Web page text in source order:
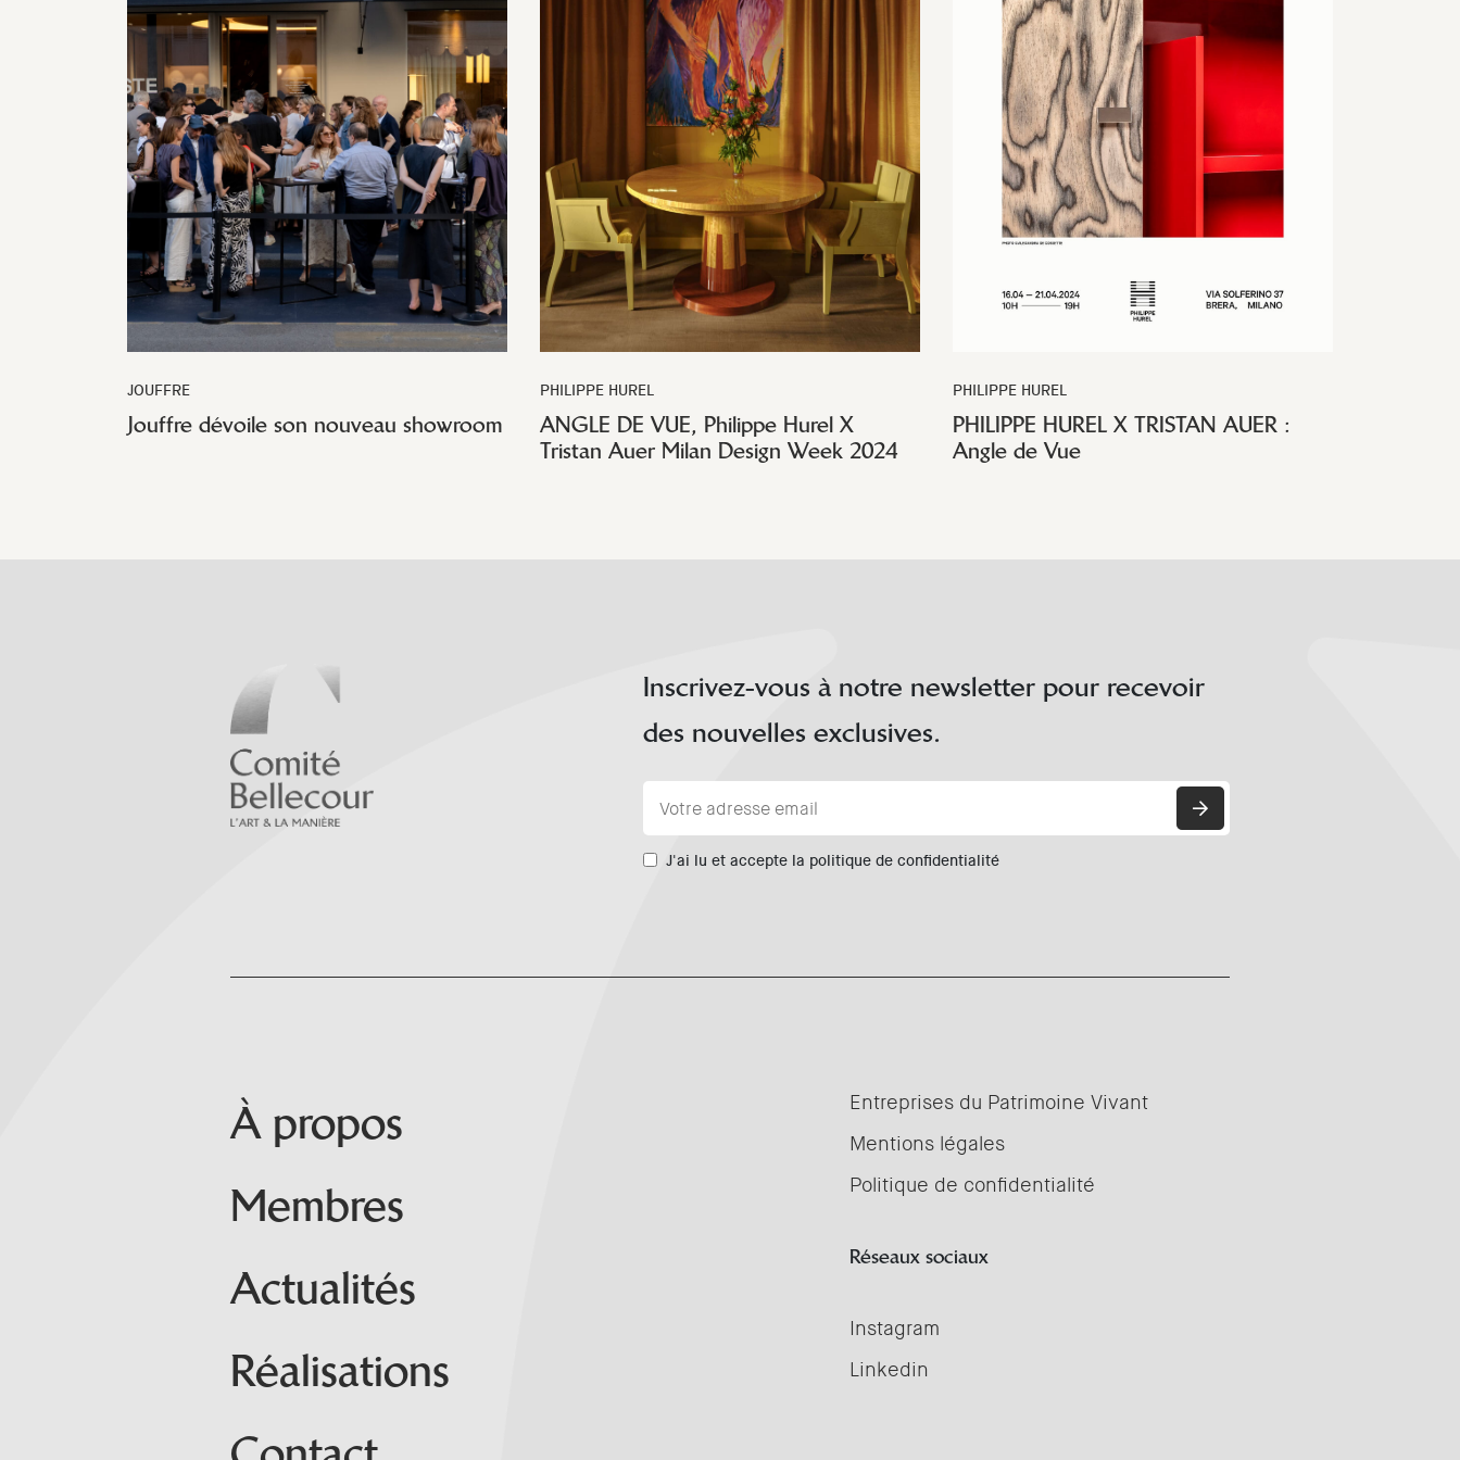
JOUFFRE
Jouffre dévoile son nouveau showroom
PHILIPPE HUREL
ANGLE DE VUE, Philippe Hurel X
Tristan Auer Milan Design Week 2024
PHILIPPE HUREL
PHILIPPE HUREL X TRISTAN AUER :
Angle de Vue
Inscrivez-vous à notre newsletter pour recevoir
des nouvelles exclusives.
J'ai lu et accepte la politique de confidentialité
À propos
Membres
Actualités
Réalisations
Entreprises du Patrimoine Vivant
Mentions légales
Politique de confidentialité
Réseaux sociaux
Instagram
Linkedin